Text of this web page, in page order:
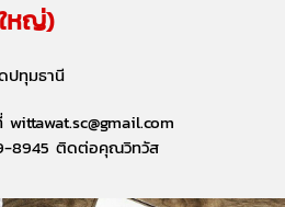
หญ่)
ปทุมธานี
8945 ติดต่อคุณวิทวัส